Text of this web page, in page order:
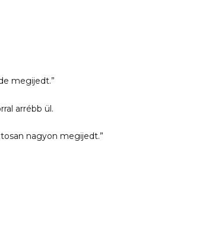
megijedt.”
arrébb ül.
nagyon megijedt.”